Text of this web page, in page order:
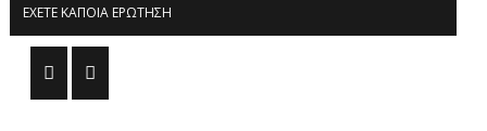
ΈΧΕΤΕ ΚΆΠΟΙΑ ΕΡΏΤΗΣΗ